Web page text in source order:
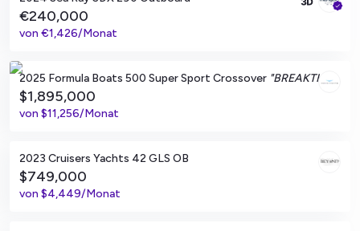
€240,000
von €1,426/Monat
2025 Formula Boats 500 Super Sport Crossover "BREAKTHROUGH III"
$1,895,000
von $11,256/Monat
Miami Beach, Florida
2023 Cruisers Yachts 42 GLS OB
$749,000
von $4,449/Monat
Jersey City, New Jersey
Fort Walton Beach, Florida